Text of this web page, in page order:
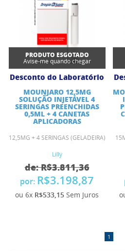
PRODUTO ESGOTADO
Avise-me quando chegar
Desconto do Laboratório
MOUNJARO 12,5MG
SOLUÇÃO INJETÁVEL 4
SERINGAS PREENCHIDAS
0,5ML + 4 CANETAS
APLICADORAS
12,5MG + 4 SERINGAS (GELADEIRA)
Lilly
de: R$3.811,36
por: R$3.198,87
ou 6x R$533,15 Sem Juros
1